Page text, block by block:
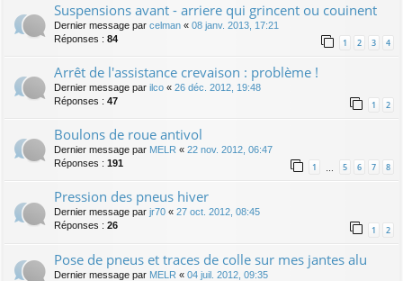
Suspensions avant - arriere qui grincent ou couinent
Dernier message par celman « 08 janv. 2013, 17:21
Réponses : 84 1 2 3 4
Arrêt de l'assistance crevaison : problème !
Dernier message par ilco « 26 déc. 2012, 19:48
Réponses : 47 1 2
Boulons de roue antivol
Dernier message par MELR « 22 nov. 2012, 06:47
Réponses : 191 1 … 5 6 7 8
Pression des pneus hiver
Dernier message par jr70 « 27 oct. 2012, 08:45
Réponses : 26 1 2
Pose de pneus et traces de colle sur mes jantes alu
Dernier message par MELR « 04 juil. 2012, 09:35